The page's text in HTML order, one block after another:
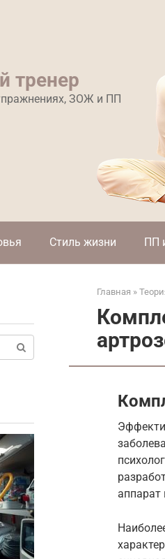
тренер
ЗОЖ и ПП
Стиль жизни ПП
Главная »